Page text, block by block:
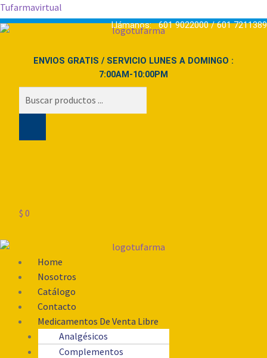
Tufarmavirtual
Llámanos: 601 9022000 / 601 7211389
ENVIOS GRATIS / SERVICIO LUNES A DOMINGO :
7:00AM-10:00PM
$ 0
Menú
Home
Nosotros
Catálogo
Contacto
Medicamentos De Venta Libre
Analgésicos
Complementos